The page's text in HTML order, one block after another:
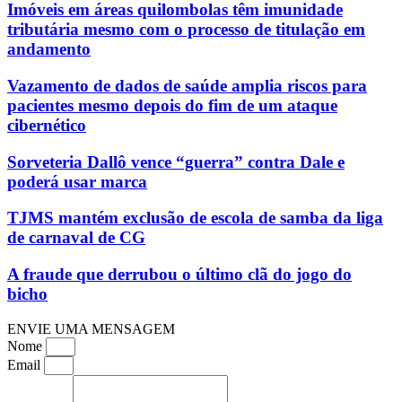
Imóveis em áreas quilombolas têm imunidade
tributária mesmo com o processo de titulação em
andamento
Vazamento de dados de saúde amplia riscos para
pacientes mesmo depois do fim de um ataque
cibernético
Sorveteria Dallô vence “guerra” contra Dale e
poderá usar marca
TJMS mantém exclusão de escola de samba da liga
de carnaval de CG
A fraude que derrubou o último clã do jogo do
bicho
ENVIE UMA MENSAGEM
Nome
Email